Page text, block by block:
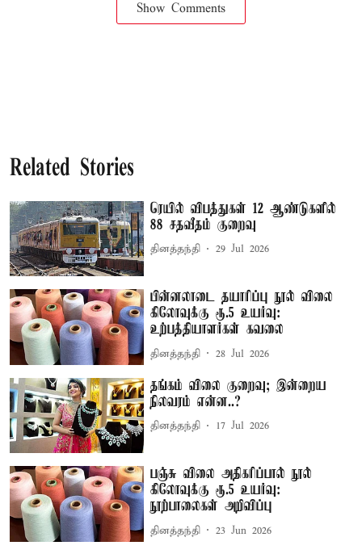
Show Comments
Related Stories
ரெயில் விபத்துகள் 12 ஆண்டுகளில்
88 சதவீதம் குறைவு
தினத்தந்தி 29 Jul 2026
பின்னலாடை தயாரிப்பு நூல் விலை
கிலோவுக்கு ரூ.5 உயர்வு:
உற்பத்தியாளர்கள் கவலை
தினத்தந்தி 28 Jul 2026
தங்கம் விலை குறைவு; இன்றைய
நிலவரம் என்ன..?
தினத்தந்தி 17 Jul 2026
பஞ்சு விலை அதிகரிப்பால் நூல்
கிலோவுக்கு ரூ.5 உயர்வு:
நூற்பாலைகள் அறிவிப்பு
தினத்தந்தி 23 Jun 2026